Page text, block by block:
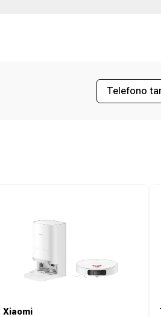
Telefono
Xiaomi